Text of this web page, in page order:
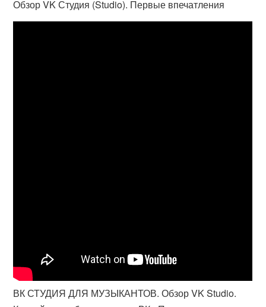
Обзор VK Студия (Studio). Первые впечатления
ВК СТУДИЯ ДЛЯ МУЗЫКАНТОВ. Обзор VK Studio.